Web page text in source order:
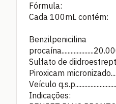
Fórmula:
Cada 100mL contém:
Benzilpenicilina
Sulfato de
Piroxicam
Veículo
Indicações: